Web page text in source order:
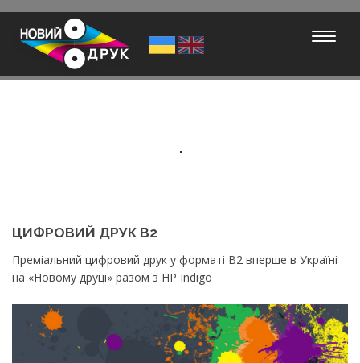
ЦИФРОВИЙ ДРУК В2
Преміальний цифровий друк у форматі В2 вперше в Україні
на «Новому друці» разом з HP Indigo